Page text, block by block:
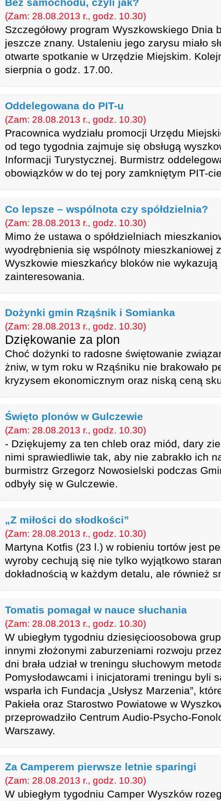
(Zam: 28.08.2013 r., godz. 10.30)
Szczegółowy program Wyszkowskiego Dnia
jeszcze znany. Ustaleniu jego zarysu miało
otwarte spotkanie w Urzędzie Miejskim.
sierpnia o godz. 17.00.
Oddelegowana do PIT-u
(Zam: 28.08.2013 r., godz. 10.30)
Pracownica wydziału promocji Urzędu
od tego tygodnia zajmuje się obsługą
Informacji Turystycznej. Burmistrz
obowiązków w do tej pory zamkniętym PIT-
Co lepsze – wspólnota czy spółdzielnia?
(Zam: 28.08.2013 r., godz. 10.30)
Mimo że ustawa o spółdzielniach
wyodrębnienia się wspólnoty mieszkaniowej
Wyszkowie mieszkańcy bloków nie wykazują
zainteresowania.
Dożynki gmin Rząśnik i Somianka
(Zam: 28.08.2013 r., godz. 10.30)
Dziękowanie za plon
Choć dożynki to radosne świętowanie
żniw, w tym roku w Rząśniku nie brakowało
kryzysem ekonomicznym oraz niską ceną
Święto plonów w Gulczewie
(Zam: 28.08.2013 r., godz. 10.30)
- Dziękujemy za ten chleb oraz miód, dary
nimi sprawiedliwie tak, aby nie zabrakło ich
burmistrz Grzegorz Nowosielski podczas
odbyły się w Gulczewie.
„Z miłości do słodkości”
(Zam: 28.08.2013 r., godz. 10.30)
Martyna Kotfis (23 l.) w robieniu tortów jest
wyroby cechują się nie tylko wyjątkowo
dokładnością w każdym detalu, ale również
Tomatis pomagał w nauce słuchania
(Zam: 28.08.2013 r., godz. 10.30)
W ubiegłym tygodniu dziesięcioosobowa
innymi złożonymi zaburzeniami rozwoju
dni brała udział w treningu słuchowym
Pomysłodawcami i inicjatorami treningu byli
wsparła ich Fundacja „Usłysz Marzenia”,
Pakieła oraz Starostwo Powiatowe w
przeprowadziło Centrum Audio-Psycho-
Warszawy.
Za Camperem pierwsze letnie sparingi
(Zam: 28.08.2013 r., godz. 10.30)
W ubiegłym tygodniu Camper Wyszków